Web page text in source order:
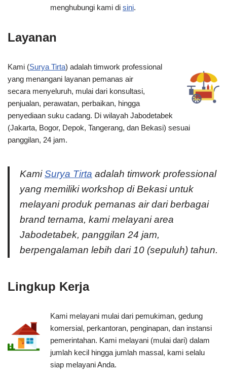
menghubungi kami di sini.
Layanan
Kami (Surya Tirta) adalah timwork professional
yang menangani layanan pemanas air
secara menyeluruh, mulai dari konsultasi,
penjualan, perawatan, perbaikan, hingga
penyediaan suku cadang. Di wilayah Jabodetabek
(Jakarta, Bogor, Depok, Tangerang, dan Bekasi) sesuai
panggilan, 24 jam.
KamiSurya Tirta adalah timwork professional
yang memiliki workshop di Bekasi untuk
melayani produk pemanas air dari berbagai
brand ternama, kami melayani area
Jabodetabek, panggilan 24 jam,
berpengalaman lebih dari 10 (sepuluh) tahun.
Lingkup Kerja
Kami melayani mulai dari pemukiman, gedung
komersial, perkantoran, penginapan, dan instansi
pemerintahan. Kami melayani (mulai dari) dalam
jumlah kecil hingga jumlah massal, kami selalu
siap melayani Anda.